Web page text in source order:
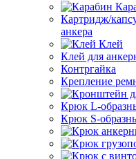
Картридж/
анкера
Клей
Клей для
Контргайка
Крепление
Крюк L-
Крюк S-